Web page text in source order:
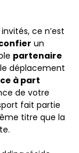
ce n’est
un
partenaire
déplacement
à part
de votre
fait partie
titre que la